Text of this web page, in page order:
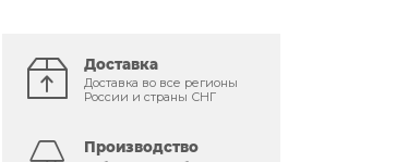
Доставка
Доставка во все регионы
России и страны СНГ
Производство